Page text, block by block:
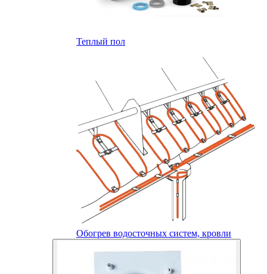
Теплый пол
Обогрев водосточных систем, кровли